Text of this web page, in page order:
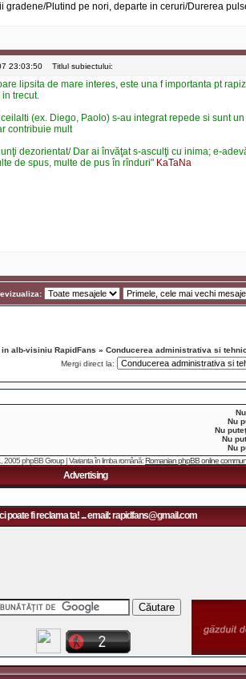
gradene/Plutind pe nori, departe in ceruri/Durerea
23:03:50 Titlul subiectului:
lipsita de mare interes, este una f importanta pt
trecut.
(ex. Diego, Paolo) s-au integrat repede si sunt
contribuie mult
dezorientat/ Dar ai învăţat s-asculţi cu inima; e-
de spus, multe de pus în rînduri" KaTaNa
alb-visiniu RapidFans » Conducerea administrativa si
Mergi direct la:
Nu
Nu
Nu
Nu
2005 phpBB Group | Varianta în limba română:Romanian phpBB online
Advertising
fi reclama ta! ... email: rapidfans@gmail.com